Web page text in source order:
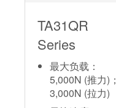
TA31QR
Series
最大负载：
5,000N (推力)；
3,000N (拉力)